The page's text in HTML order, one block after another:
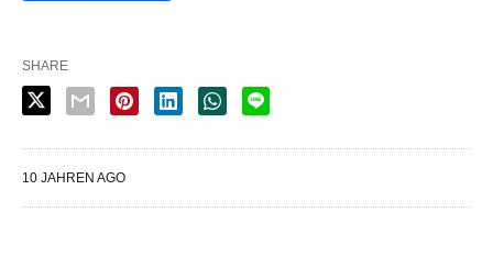
SHARE
10 JAHREN AGO